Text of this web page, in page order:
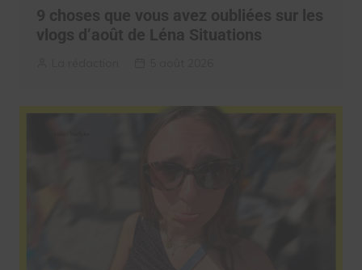
9 choses que vous avez oubliées sur les
vlogs d’août de Léna Situations